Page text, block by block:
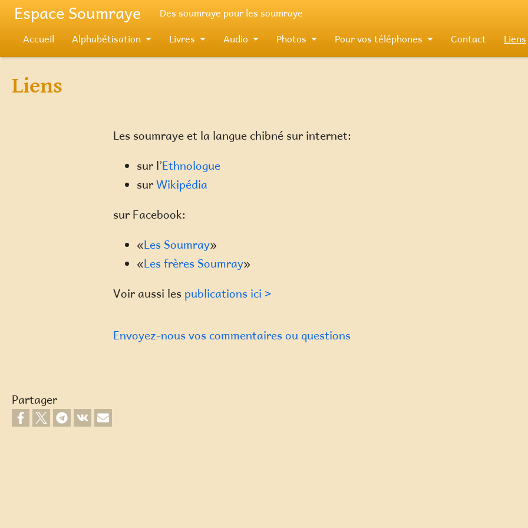
Aller au contenu principal
Espace Soumraye Des soumraye pour les soumraye
Accueil Alphabétisation Livres Audio Photos Pour vos téléphones Contact Liens
Liens
Les soumraye et la langue chibné sur internet:
sur l’Ethnologue
sur Wikipédia
sur Facebook:
«Les Soumray»
«Les frères Soumray»
Voir aussi les publications ici >
Envoyez-nous vos commentaires ou questions
Partager